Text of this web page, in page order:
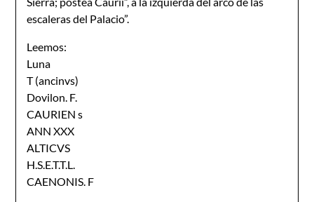
escaleras del Palacio”.
Leemos:
Luna
T (ancinvs)
Dovilon. F.
CAURIEN s
ANN XXX
ALTICVS
H.S.E.T.T.L.
CAENONIS. F